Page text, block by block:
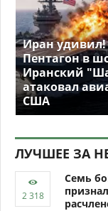
Иран удивил!
Пентагон в
Иранский
атаковал
США
ЛУЧШЕЕ ЗА
Семь